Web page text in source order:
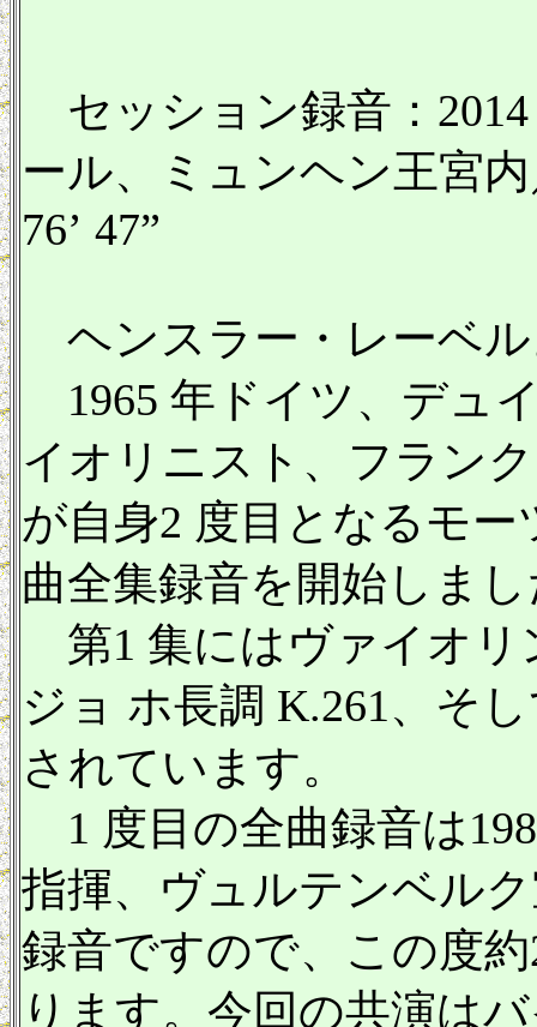
セッション録音：
ール、ミュンヘン王宮
76’ 47”
ヘンスラー・レーベ
1965 年ドイツ、デュ
イオリニスト、フラン
が自身2 度目となるモ
曲全集録音を開始しま
第1 集にはヴァイオリ
ジョ ホ長調 K.261、そ
されています。
1 度目の全曲録音は
指揮、ヴュルテンベル
録音ですので、この度
ります。今回の共演は